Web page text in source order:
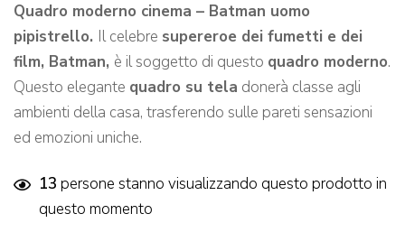
Quadro moderno cinema – Batman uomo
pipistrello. Il celebre supereroe dei fumetti e dei
film, Batman, è il soggetto di questo quadro moderno.
Questo elegante quadro su tela donerà classe agli
ambienti della casa, trasferendo sulle pareti sensazioni
ed emozioni uniche.
13 persone stanno visualizzando questo prodotto in
questo momento